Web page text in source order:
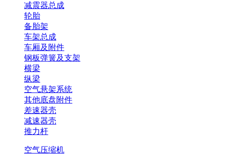
减震器总成
轮胎
备胎架
车架总成
车厢及附件
钢板弹簧及支架
横梁
纵梁
空气悬架系统
其他底盘附件
差速器壳
减速器壳
推力杆
空气压缩机